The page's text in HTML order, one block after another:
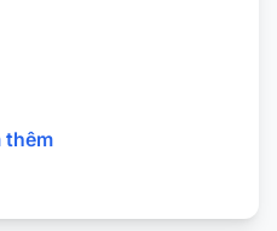
± 5mm
chân nhựa chịu lực
thêm